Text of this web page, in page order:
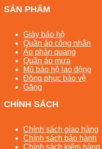
SẢN PHẨM
Giày bảo hộ
Quần áo công nhân
Áo phản quang
Quần áo mưa
Mũ bảo hộ lao động
Đồng phục bảo vệ
Găng
CHÍNH SÁCH
Chính sách giao hàng
Chính sách bảo hành
Chính sách kiểm hàng